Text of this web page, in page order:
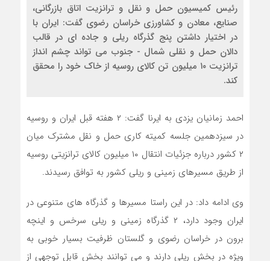
رئیس کمیسیون حمل و نقل و ترانزیت اتاق بازرگانی،
صنایع، معادن و کشاورزی خراسان رضوی گفت: ایران با
در اختیار داشتن پنج گذرگاه ریلی و جاده ای در قالب
دالان حمل و نقلی شمال - جنوب می تواند چشم انداز
ترانزیت ۱۰ میلیون تن کالای روسیه از خاک خود را محقق
کند.
احمد زمانیان یزدی به ایرنا گفت: ۲ هفته قبل ایران و روسیه
در سیزدهمین جلسه کمیته کاری حمل‌ و نقل مشترک میان
۲ کشور درباره جزئیات انتقال ۱۰ میلیون کالای ترانزیتی روسیه
از طریق مسیرهای زمینی و ریلی کشور به توافق رسیدند.
وی ادامه داد: در این راستا مسیرها و گذرگاه های متنوعی در
ایران وجود دارد، ۲ گذرگاه زمینی و ریلی سرخس و اینچه
برون در خراسان رضوی و گلستان ظرفیت بسیار خوبی به
ویژه در بخش ریلی دارند و می توانند بخش قابل توجهی از